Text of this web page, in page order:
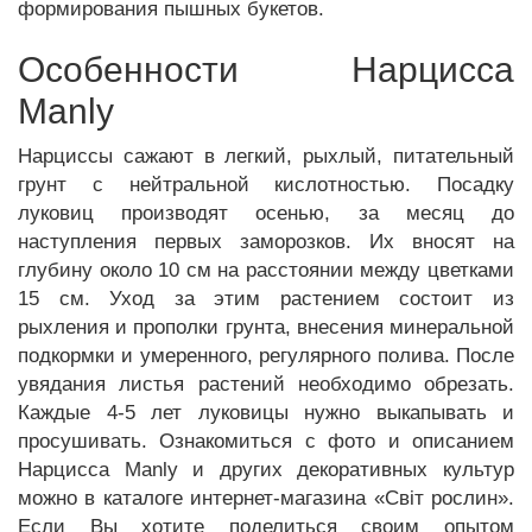
формирования пышных букетов.
Особенности Нарцисса
Manly
Нарциссы сажают в легкий, рыхлый, питательный
грунт с нейтральной кислотностью. Посадку
луковиц производят осенью, за месяц до
наступления первых заморозков. Их вносят на
глубину около 10 см на расстоянии между цветками
15 см. Уход за этим растением состоит из
рыхления и прополки грунта, внесения минеральной
подкормки и умеренного, регулярного полива. После
увядания листья растений необходимо обрезать.
Каждые 4-5 лет луковицы нужно выкапывать и
просушивать. Ознакомиться с фото и описанием
Нарцисса Manly и других декоративных культур
можно в каталоге интернет-магазина «Світ рослин».
Если Вы хотите поделиться своим опытом